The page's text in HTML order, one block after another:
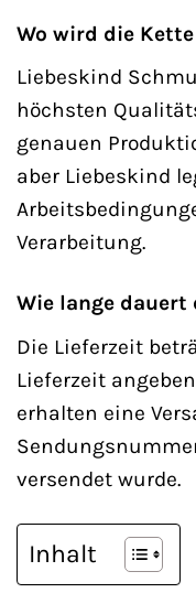
Wo wird die
Liebeskind
höchsten
genauen
aber Liebeskind
Verarbeitung.
Wie lange dauert
Die Lieferzeit
Lieferzeit
erhalten eine
versendet wurde.
Inhalt